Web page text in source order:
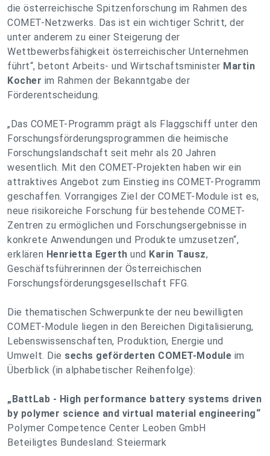
die österreichische Spitzenforschung im Rahmen des
COMET-Netzwerks. Das ist ein wichtiger Schritt, der
unter anderem zu einer Steigerung der
Wettbewerbsfähigkeit österreichischer Unternehmen
führt“, betont Arbeits- und Wirtschaftsminister Martin
Kocher im Rahmen der Bekanntgabe der
Förderentscheidung.
„Das COMET-Programm prägt als Flaggschiff unter den
Forschungsförderungsprogrammen die heimische
Forschungslandschaft seit mehr als 20 Jahren
wesentlich. Mit den COMET-Projekten haben wir ein
attraktives Angebot zum Einstieg ins COMET-Programm
geschaffen. Vorrangiges Ziel der COMET-Module ist es,
neue risikoreiche Forschung für bestehende COMET-
Zentren zu ermöglichen und Forschungsergebnisse in
konkrete Anwendungen und Produkte umzusetzen“,
erklären Henrietta Egerth und Karin Tausz,
Geschäftsführerinnen der Österreichischen
Forschungsförderungsgesellschaft FFG.
Die thematischen Schwerpunkte der neu bewilligten
COMET-Module liegen in den Bereichen Digitalisierung,
Lebenswissenschaften, Produktion, Energie und
Umwelt. Die sechs geförderten COMET-Module im
Überblick (in alphabetischer Reihenfolge):
„BattLab - High performance battery systems driven
by polymer science and virtual material engineering“
Polymer Competence Center Leoben GmbH
Beteiligtes Bundesland: Steiermark